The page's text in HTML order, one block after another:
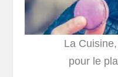
La
pour le